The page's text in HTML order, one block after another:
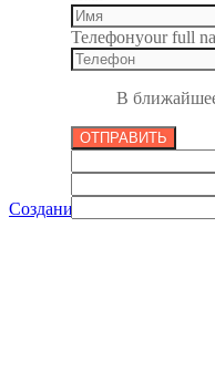
Телефонyour full
В
ОТПРАВИТЬ
Создание сайтов в Пензе